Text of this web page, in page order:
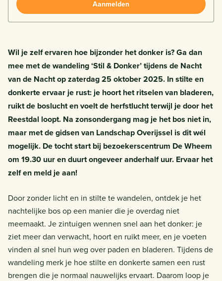
Aanmelden
Wil je zelf ervaren hoe bijzonder het donker is? Ga dan
mee met de wandeling ‘Stil & Donker’ tijdens de Nacht
van de Nacht op zaterdag 25 oktober 2025. In stilte en
donkerte ervaar je rust: je hoort het ritselen van bladeren,
ruikt de boslucht en voelt de herfstlucht terwijl je door het
Reestdal loopt. Na zonsondergang mag je het bos niet in,
maar met de gidsen van Landschap Overijssel is dit wél
mogelijk. De tocht start bij bezoekerscentrum De Wheem
om 19.30 uur en duurt ongeveer anderhalf uur. Ervaar het
zelf en meld je aan!
Door zonder licht en in stilte te wandelen, ontdek je het
nachtelijke bos op een manier die je overdag niet
meemaakt. Je zintuigen wennen snel aan het donker: je
ziet meer dan verwacht, hoort en ruikt meer, en je voeten
vinden al snel hun weg over paden en bladeren. Tijdens de
wandeling merk je hoe stilte en donkerte samen een rust
brengen die je normaal nauwelijks ervaart. Daarom loop je